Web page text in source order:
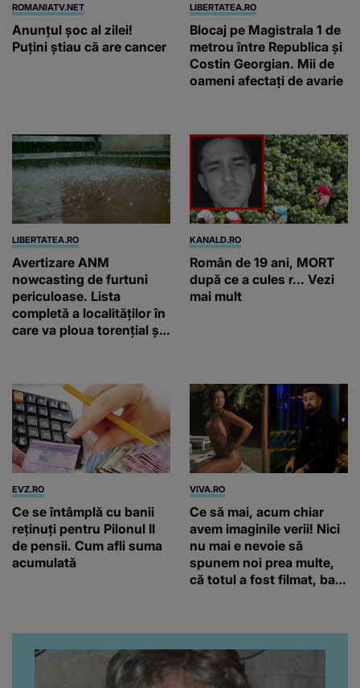
ROMANIATV.NET
Anunţul şoc al zilei!
Puţini ştiau că are cancer
LIBERTATEA.RO
Blocaj pe Magistrala 1 de
metrou între Republica și
Costin Georgian. Mii de
oameni afectați de avarie
LIBERTATEA.RO
Avertizare ANM
nowcasting de furtuni
periculoase. Lista
completă a localităților în
care va ploua torențial și
KANALD.RO
Român de 19 ani, MORT
după ce a cules r... Vezi
mai mult
EVZ.RO
Ce se întâmplă cu banii
reținuți pentru Pilonul II
de pensii. Cum afli suma
acumulată
VIVA.RO
Ce să mai, acum chiar
avem imaginile verii! Nici
nu mai e nevoie să
spunem noi prea multe,
că totul a fost filmat, ba
da, frumoasa iubită a lui
Florin Ristei e...